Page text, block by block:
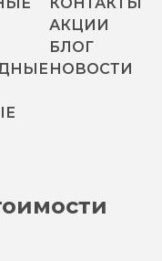
АКЦИИ
БЛОГ
НОВОСТИ